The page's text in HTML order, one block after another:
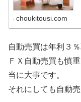
choukitousi.com
自動売買は年利３
ＦＸ自動売買も慎
当に大事です。
それにしても自動